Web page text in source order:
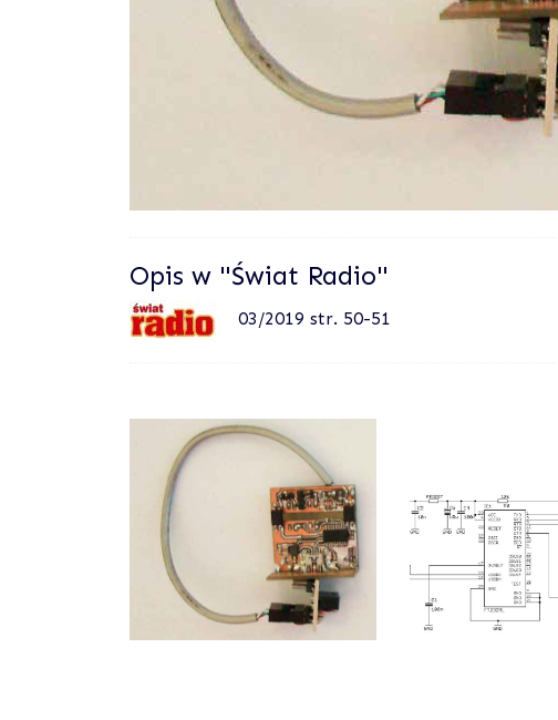
Opis w "Świat Radio"
03/2019 str. 50-51